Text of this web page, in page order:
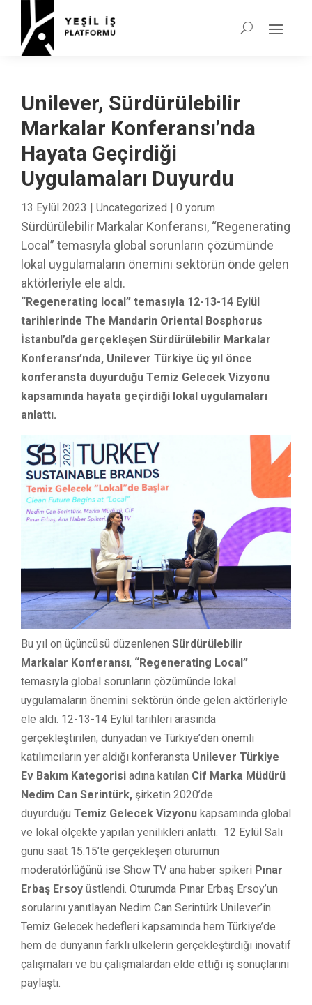
Unilever, Sürdürülebilir
Markalar Konferansı’nda
Hayata Geçirdiği
Uygulamaları Duyurdu
13 Eylül 2023 | Uncategorized | 0 yorum
Sürdürülebilir Markalar Konferansı, “Regenerating
Local” temasıyla global sorunların çözümünde
lokal uygulamaların önemini sektörün önde gelen
aktörleriyle ele aldı.
“Regenerating local” temasıyla 12-13-14 Eylül
tarihlerinde The Mandarin Oriental Bosphorus
İstanbul’da gerçekleşen Sürdürülebilir Markalar
Konferansı’nda, Unilever Türkiye üç yıl önce
konferansta duyurduğu Temiz Gelecek Vizyonu
kapsamında hayata geçirdiği lokal uygulamaları
anlattı.
Bu yıl on üçüncüsü düzenlenen Sürdürülebilir
Markalar Konferansı, “Regenerating Local”
temasıyla global sorunların çözümünde lokal
uygulamaların önemini sektörün önde gelen aktörleriyle
ele aldı. 12-13-14 Eylül tarihleri arasında
gerçekleştirilen, dünyadan ve Türkiye’den önemli
katılımcıların yer aldığı konferansta Unilever Türkiye
Ev Bakım Kategorisi adına katılan Cif Marka Müdürü
Nedim Can Serintürk, şirketin 2020’de
duyurduğu Temiz Gelecek Vizyonu kapsamında global
ve lokal ölçekte yapılan yenilikleri anlattı. 12 Eylül Salı
günü saat 15:15’te gerçekleşen oturumun
moderatörlüğünü ise Show TV ana haber spikeri Pınar
Erbaş Ersoy üstlendi. Oturumda Pınar Erbaş Ersoy’un
sorularını yanıtlayan Nedim Can Serintürk Unilever’in
Temiz Gelecek hedefleri kapsamında hem Türkiye’de
hem de dünyanın farklı ülkelerin gerçekleştirdiği inovatif
çalışmaları ve bu çalışmalardan elde ettiği iş sonuçlarını
paylaştı.